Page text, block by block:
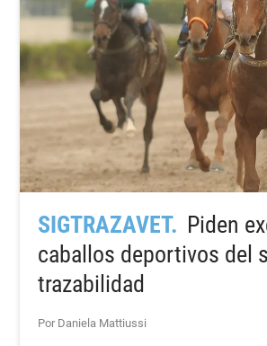
SIGTRAZAVET
Piden
caballos deportivos del
trazabilidad
Por Daniela Mattiussi